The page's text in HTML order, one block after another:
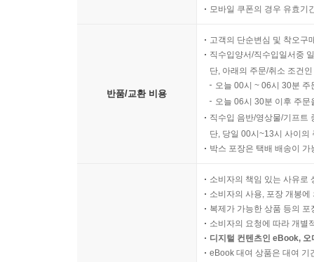
모바일 쿠폰의 경우 유효기
반품/교환 비용
고객의 단순변심 및 착오구
직수입양서/직수입일서중
단, 아래의 주문/취소 조건
오늘 00시 ~ 06시 30분
오늘 06시 30분 이후 주
직수입 음반/영상물/기프트
단, 당일 00시~13시 사이의
박스 포장은 택배 배송이
소비자의 책임 있는 사유로
소비자의 사용, 포장 개봉
복제가 가능한 상품 등의
소비자의 요청에 따라 개별
디지털 컨텐츠인 eBook,
eBook 대여 상품은 대여 기